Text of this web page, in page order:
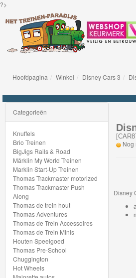
?>
Brio
Treinen
BigJigs
Rails
&
Road
Märklin
My
World
Treinen
Hoofdpagina
Winkel Disney Cars 3
[
Nog
Disney
Categorieën
Knuffels
Brio Treinen
BigJigs Rails & Road
Märklin My World Treinen
Marklin Start-Up Treinen
Thomas Trackmaster motorized
Thomas Trackmaster Push
Along
Thomas de trein hout
Thomas Adventures
Thomas de Trein Accessoires
Thomas de Trein Minis
Houten Speelgoed
Thomas Pre-School
Chuggington
Hot Wheels